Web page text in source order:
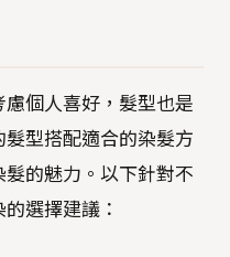
個人喜好，髮型也是
型搭配適合的染髮方
的魅力。以下針對不
選擇建議：